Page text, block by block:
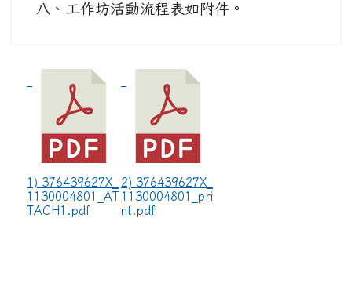
八、工作坊活動流程表如附件。
1) 376439627X_
1130004801_AT
TACH1.pdf
2) 376439627X_
1130004801_pri
nt.pdf